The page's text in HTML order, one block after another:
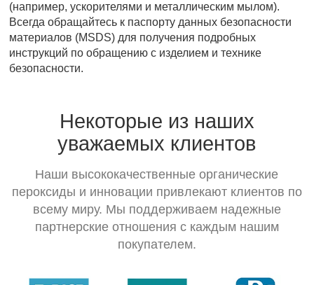
(например, ускорителями и металлическим мылом).
Всегда обращайтесь к паспорту данных безопасности
материалов (MSDS) для получения подробных
инструкций по обращению с изделием и технике
безопасности.
Некоторые из наших
уважаемых клиентов
Наши высококачественные органические
пероксиды и инновации привлекают клиентов по
всему миру. Мы поддерживаем надежные
партнерские отношения с каждым нашим
покупателем.